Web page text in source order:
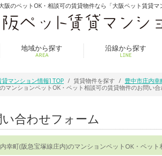
阪のペットOK・相談可の賃貸物件なら「大阪ペット賃貸マ
地域から探す
AREA
沿線から探す
LINE
マンション情報] TOP 賃貸物件を探す 豊中市庄内
マンションペットOK・ペット相談可の賃貸物件のお問い
合わせフォーム
幸町(阪急宝塚線庄内)のマンションペットOK・ペッ